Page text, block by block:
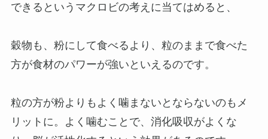
できるというマクロビの考えに当てはめると、
穀物も、粉にして食べるより、粒のままで食べた
方が食材のパワーが強いといえるのです。
粒の方が粉よりもよく噛まないとならないのもメ
リットに。よく噛むことで、消化吸収がよくな